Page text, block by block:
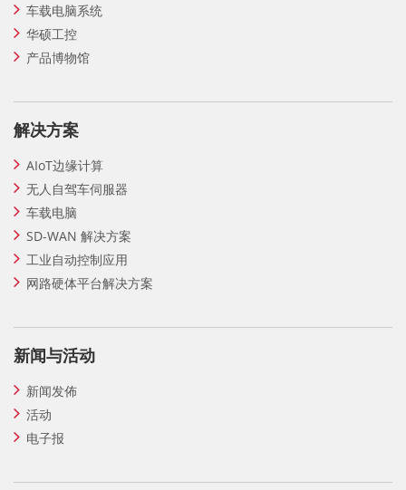
车载电脑系统
华硕工控
产品博物馆
解决方案
AIoT边缘计算
无人自驾车伺服器
车载电脑
SD-WAN 解决方案
工业自动控制应用
网路硬体平台解决方案
新闻与活动
新闻发佈
活动
电子报